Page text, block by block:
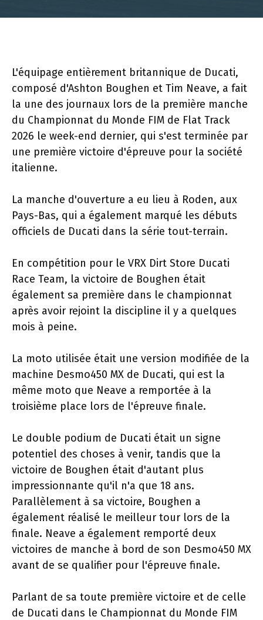
L'équipage entièrement britannique de Ducati,
composé d'Ashton Boughen et Tim Neave, a fait
la une des journaux lors de la première manche
du Championnat du Monde FIM de Flat Track
2026 le week-end dernier, qui s'est terminée par
une première victoire d'épreuve pour la société
italienne.
La manche d'ouverture a eu lieu à Roden, aux
Pays-Bas, qui a également marqué les débuts
officiels de Ducati dans la série tout-terrain.
En compétition pour le VRX Dirt Store Ducati
Race Team, la victoire de Boughen était
également sa première dans le championnat
après avoir rejoint la discipline il y a quelques
mois à peine.
La moto utilisée était une version modifiée de la
machine Desmo450 MX de Ducati, qui est la
même moto que Neave a remportée à la
troisième place lors de l'épreuve finale.
Le double podium de Ducati était un signe
potentiel des choses à venir, tandis que la
victoire de Boughen était d'autant plus
impressionnante qu'il n'a que 18 ans.
Parallèlement à sa victoire, Boughen a
également réalisé le meilleur tour lors de la
finale. Neave a également remporté deux
victoires de manche à bord de son Desmo450 MX
avant de se qualifier pour l'épreuve finale.
Parlant de sa toute première victoire et de celle
de Ducati dans le Championnat du Monde FIM